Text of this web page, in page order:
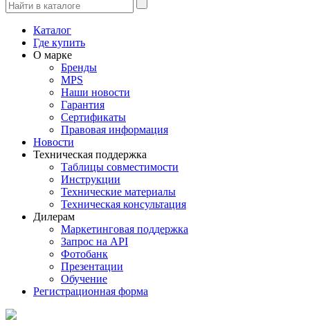
Каталог
Где купить
О марке
Бренды
MPS
Наши новости
Гарантия
Сертификаты
Правовая информация
Новости
Техническая поддержка
Таблицы совместимости
Инструкции
Технические материалы
Техническая консультация
Дилерам
Маркетинговая поддержка
Запрос на API
Фотобанк
Презентации
Обучение
Регистрационная форма